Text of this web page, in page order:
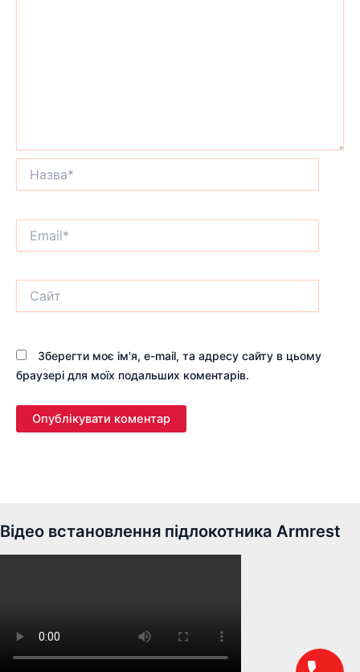
Зберегти моє ім'я, e-mail, та адресу сайту в цьому
браузері для моїх подальших коментарів.
Відео встановлення підлокотника Armrest